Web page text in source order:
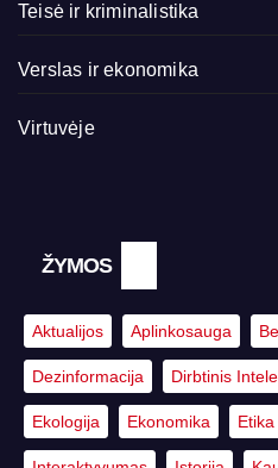
Teisė ir kriminalistika
Verslas ir ekonomika
Virtuvėje
ŽYMOS
Aktualijos Aplinkosauga
Dezinformacija Dirbtinis
Ekologija Ekonomika Etika